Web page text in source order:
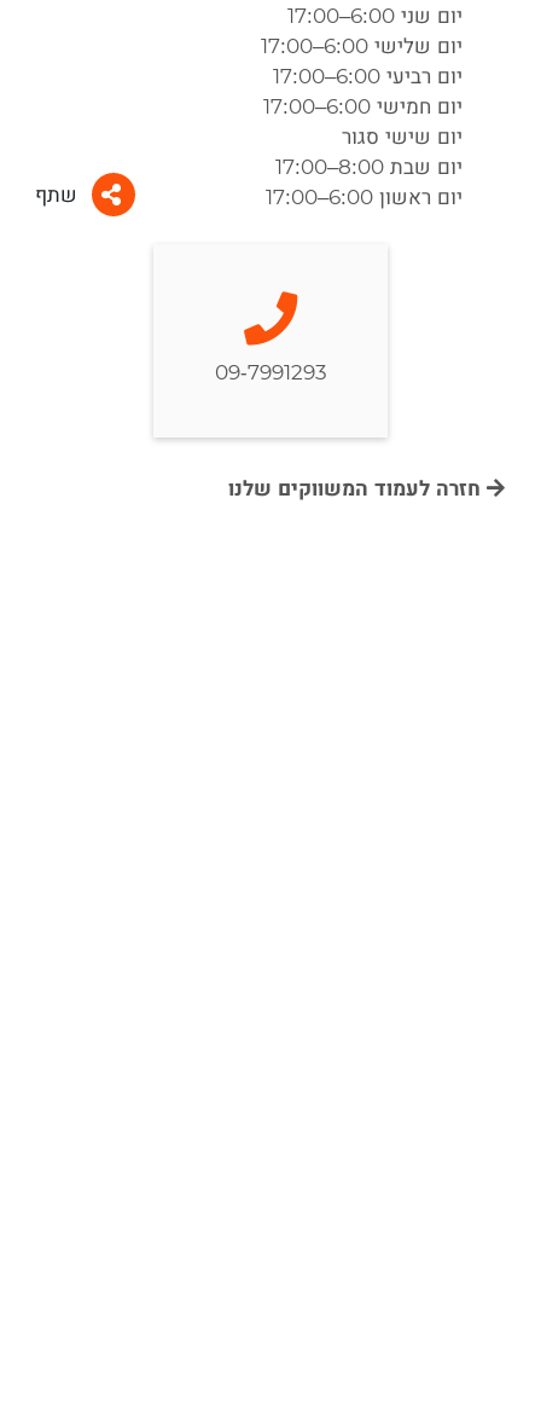
יום שני 6:00–17:00
יום שלישי 6:00–17:00
יום רביעי 6:00–17:00
יום חמישי 6:00–17:00
יום שישי סגור
יום שבת 8:00–17:00
יום ראשון 6:00–17:00
שתף
09-7991293
חזרה לעמוד המשווקים שלנו